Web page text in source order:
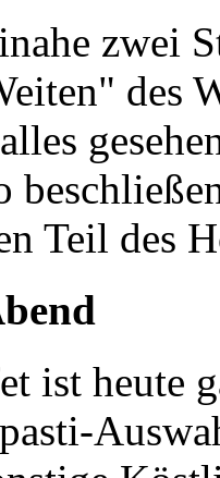
zwei
des
Teil des
ist heute